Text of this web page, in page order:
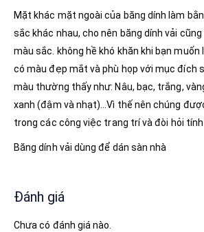
Mặt khác mặt ngoài của băng dính làm
sắc khác nhau, cho nên băng dính vải
màu sắc. không hề khó khăn khi bạn muốn
có màu đẹp mắt và phù họp với mục đích
màu thường thấy như: Nâu, bạc, trắng,
xanh (đậm và nhạt)…Vì thế nên chúng
trong các công việc trang trí và đòi hỏi
Băng dính vải dùng để dán sàn nhà
Đánh giá
Chưa có đánh giá nào.